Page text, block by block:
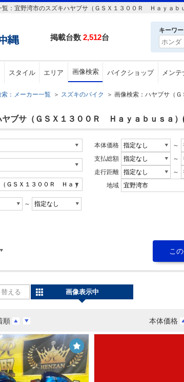
覧：宜野湾市のスズキハヤブサ（ＧＳＸ１３００Ｒ Ｈａｙａｂ
掲載台数 2,512台
キーワ
スタイル エリア 画像検索 バイクショップ メンテ
索：メーカー一覧 ＞ スズキのバイク ＞ 画像検索：ハヤブサ（
ヤブサ（ＧＳＸ１３００Ｒ Ｈａｙａｂｕｓａ）
～
本体価格
～
支払総額
～
走行距離
～
地域
順 本体価格
える 画像表示中